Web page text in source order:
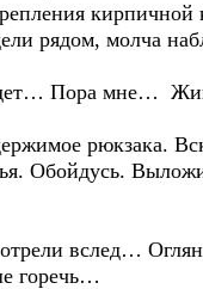
кирпичной
рядом, молча
Пора мне…
рюкзака.
Обойдусь.
вслед…
горечь…